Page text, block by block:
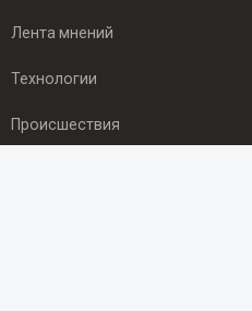
Лента мнений
Технологии
Происшествия